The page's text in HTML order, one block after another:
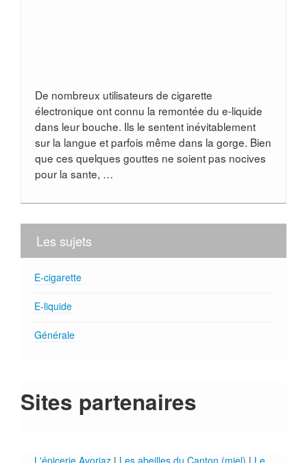
De nombreux utilisateurs de cigarette
électronique ont connu la remontée du e-liquide
dans leur bouche. Ils le sentent inévitablement
sur la langue et parfois même dans la gorge. Bien
que ces quelques gouttes ne soient pas nocives
pour la sante, …
Les sujets
E-cigarette
E-liquide
Générale
Sites partenaires
L'épicerie Avoriaz | Les abeilles du Canton (miel) | Le